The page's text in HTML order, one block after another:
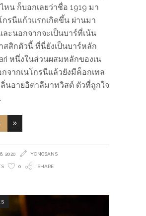
น ก็บอกเลยว่าชื่อ 1919 มา
กรนีแก้วแรกเกิดขึ้น ผ่านมา
ละนอกจากจะเป็นบาร์ที่เน้น
สสิกตัวนี้ ที่นี่ยังเป็นบาร์หลัก
หนึ่งในส่วนผสมหลักของเน
จากเนโกรนีแล้วยังมีค็อกเทล
นอายอิตาลีมาทวิสต์ ตัวที่ถูกใจ
2020 YONGSANS
0 SHARE